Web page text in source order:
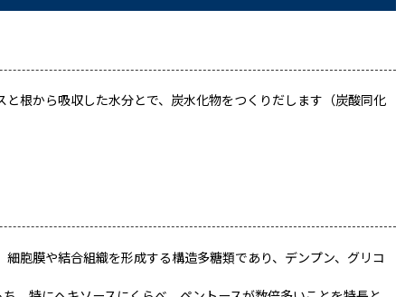
根から吸収した水分とで、炭水化物をつくりだします（炭酸同化
胞膜や結合組織を形成する構造多糖類であり、デンプン、グリコ